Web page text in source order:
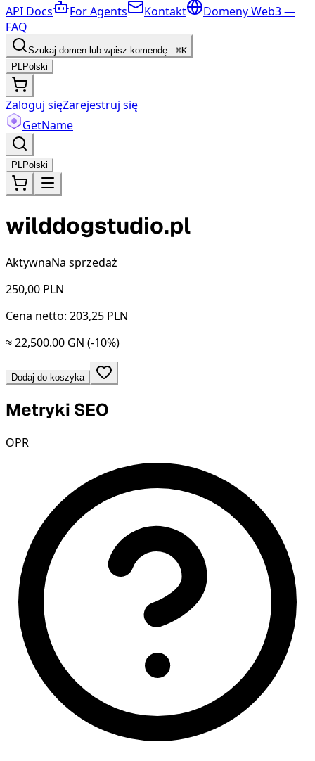
API Docs
For Agents Kontakt
Domeny Web3 —
FAQ
Szukaj domen lub wpisz komendę...⌘K
PLPolski
Zaloguj sięZarejestruj się
GetName
PLPolski
wilddogstudio.pl
AktywnaNa sprzedaż
250,00 PLN
Cena netto: 203,25 PLN
≈ 22,500.00 GN (-10%)
Dodaj do koszyka
Metryki SEO
OPR